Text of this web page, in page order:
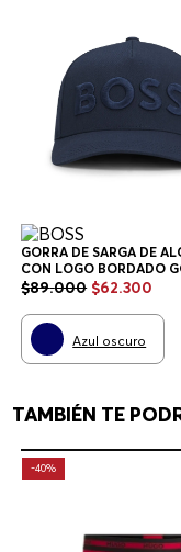
GORRA DE SARGA DE
CON LOGO BORDADO
HOMBRE
$89.000 $62.300
Azul oscuro
TAMBIÉN TE
-40%